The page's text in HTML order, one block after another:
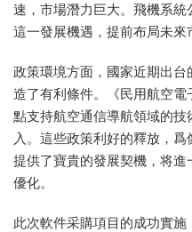
速，市場潛力巨大。飛機系
這一發展機遇，提前布局未來
政策環境方面，國家近期出
造了有利條件。《民用航空
點支持航空通信導航領域的
入。這些政策利好的釋放，
提供了寶貴的發展契機，将
優化。
此次軟件采購項目的成功實